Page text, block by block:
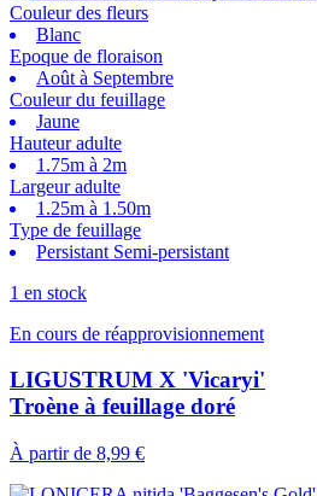
Couleur des fleurs
Blanc
Epoque de floraison
Août à Septembre
Couleur du feuillage
Jaune
Hauteur adulte
1.75m à 2m
Largeur adulte
1.25m à 1.50m
Type de feuillage
Persistant Semi-persistant
1 en stock
En cours de réapprovisionnement
LIGUSTRUM X 'Vicaryi'
Troène à feuillage doré
À partir de 8,99 €